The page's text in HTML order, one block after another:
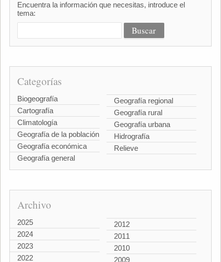
Encuentra la información que necesitas, introduce el
tema:
Categorías
Biogeografía
Cartografía
Climatología
Geografía de la población
Geografía económica
Geografía general
Geografía regional
Geografía rural
Geografía urbana
Hidrografía
Relieve
Archivo
2025
2024
2023
2022
2012
2011
2010
2009